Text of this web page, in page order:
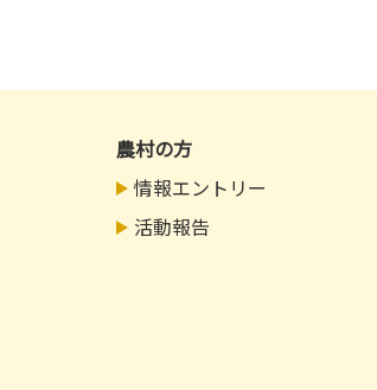
農村の方
情報エントリー
活動報告